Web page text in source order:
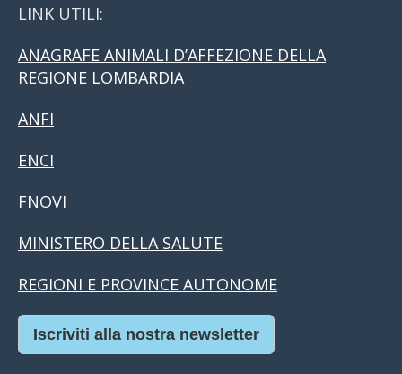
LINK UTILI:
ANAGRAFE ANIMALI D’AFFEZIONE DELLA
REGIONE LOMBARDIA
ANFI
ENCI
FNOVI
MINISTERO DELLA SALUTE
REGIONI E PROVINCE AUTONOME
Iscriviti alla nostra newsletter